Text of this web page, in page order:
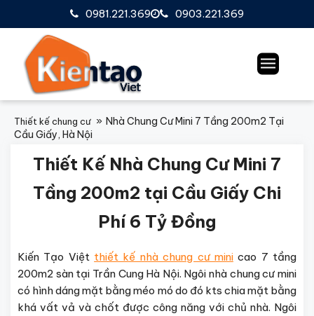
0903.221.369
0981.221.369
Thiết kế chung cư
Nhà Chung Cư Mini 7 Tầng 200m2 Tại
Cầu Giấy, Hà Nội
Thiết Kế Nhà Chung Cư Mini 7
Tầng 200m2 tại Cầu Giấy Chi
Phí 6 Tỷ Đồng
Kiến Tạo Việt thiết kế nhà chung cư minicao 7 tầng
200m2 sàn tại Trần Cung Hà Nội. Ngôi nhà chung cư mini
có hình dáng mặt bằng méo mó do đó kts chia mặt bằng
khá vất vả và chốt được công năng với chủ nhà. Ngôi